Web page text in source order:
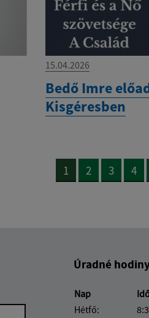
15.04.2026
Bedő Imre
Kisgéresben
1 2 3 4
Úradné
Nap
Hétfő: